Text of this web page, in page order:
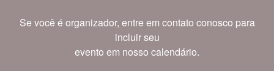
Se você é organizador, entre em contato conosco para
incluir seu
evento em nosso calendário.